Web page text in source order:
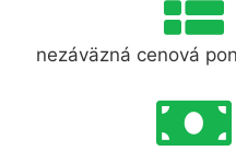
nezáväzná cenová